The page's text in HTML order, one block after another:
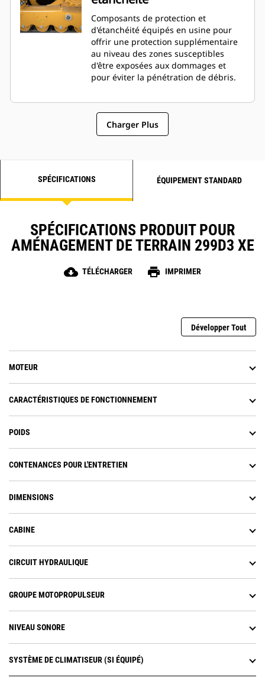
Composants de protection et
d'étanchéité équipés en usine pour
offrir une protection supplémentaire
au niveau des zones susceptibles
d'être exposées aux dommages et
pour éviter la pénétration de débris.
Charger Plus
SPÉCIFICATIONS ÉQUIPEMENT STANDARD
SPÉCIFICATIONS PRODUIT POUR
AMÉNAGEMENT DE TERRAIN 299D3 XE
cloud_download TÉLÉCHARGER print IMPRIMER
Développer Tout
MOTEUR
CARACTÉRISTIQUES DE FONCTIONNEMENT
POIDS
CONTENANCES POUR L'ENTRETIEN
DIMENSIONS
CABINE
CIRCUIT HYDRAULIQUE
GROUPE MOTOPROPULSEUR
NIVEAU SONORE
SYSTÈME DE CLIMATISEUR (SI ÉQUIPÉ)